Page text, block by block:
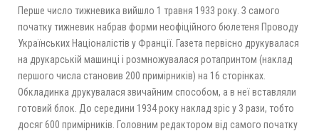
Перше число тижневика вийшло 1 травня 1933 року. З самого
початку тижневик набрав форми неофіційного бюлетеня Проводу
Українських Націоналістів у Франції. Газета первісно друкувалася
на друкарській машинці і розмножувалася ротапринтом (наклад
першого числа становив 200 примірників) на 16 сторінках.
Обкладинка друкувалася звичайним способом, а в неї вставляли
готовий блок. До середини 1934 року наклад зріс у 3 рази, тобто
досяг 600 примірників. Головним редактором від самого початку